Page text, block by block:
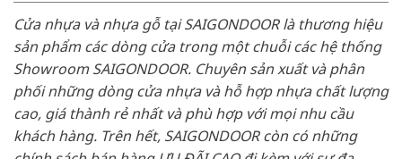
Cửa nhựa và nhựa gỗ tại SAIGONDOOR là thương hiệu
sản phẩm các dòng cửa trong một chuỗi các hệ thống
Showroom SAIGONDOOR. Chuyên sản xuất và phân
phối những dòng cửa nhựa và hỗ hợp nhựa chất lượng
cao, giá thành rẻ nhất và phù hợp với mọi nhu cầu
khách hàng. Trên hết, SAIGONDOOR còn có những